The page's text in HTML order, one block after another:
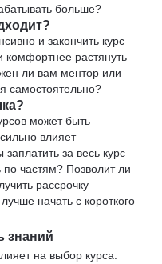
больше?
и закончить курс
комфортнее растянуть
ли вам ментор или
самостоятельно?
может быть
влияет
за весь курс
по частям? Позволит ли
рассрочку
начать с короткого
знаний
на выбор курса.